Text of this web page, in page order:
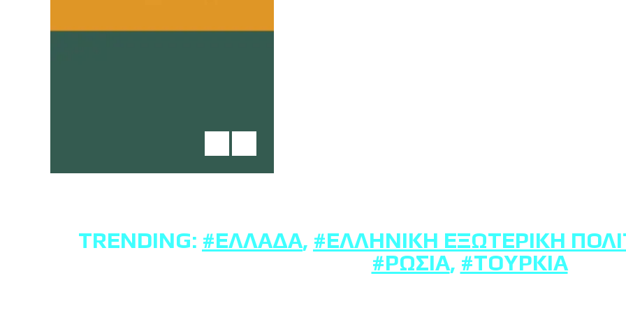
TRENDING: #ΕΛΛΆΔΑ, #ΕΛΛΗΝΙΚΉ ΕΞΩΤΕΡΙΚΉ
#ΡΩΣΊΑ, #ΤΟΥΡΚΊΑ